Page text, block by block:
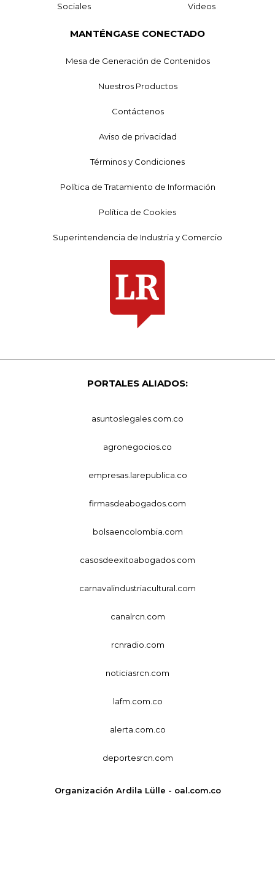
Sociales Videos
MANTÉNGASE CONECTADO
Mesa de Generación de Contenidos
Nuestros Productos
Contáctenos
Aviso de privacidad
Términos y Condiciones
Política de Tratamiento de Información
Política de Cookies
Superintendencia de Industria y Comercio
PORTALES ALIADOS:
asuntoslegales.com.co
agronegocios.co
empresas.larepublica.co
firmasdeabogados.com
bolsaencolombia.com
casosdeexitoabogados.com
carnavalindustriacultural.com
canalrcn.com
rcnradio.com
noticiasrcn.com
lafm.com.co
alerta.com.co
deportesrcn.com
Organización Ardila Lülle - oal.com.co